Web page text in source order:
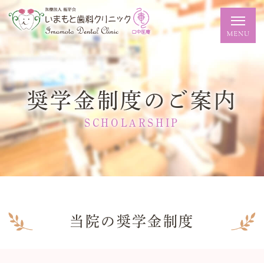
奨学金制度のご案内
SCHOLARSHIP
当院の奨学金制度